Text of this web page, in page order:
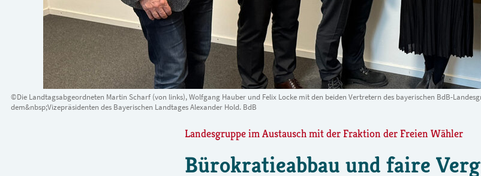
©Die Landtagsabgeordneten Martin Scharf (von links), Wolfgang Hauber und Felix Locke mit den beiden Vertretern des bayerischen BdB-
dem&nbsp;Vizepräsidenten des Bayerischen Landtages Alexander Hold. BdB
Landesgruppe im Austausch mit der Fraktion der Freien Wähler
Bürokratieabbau und faire